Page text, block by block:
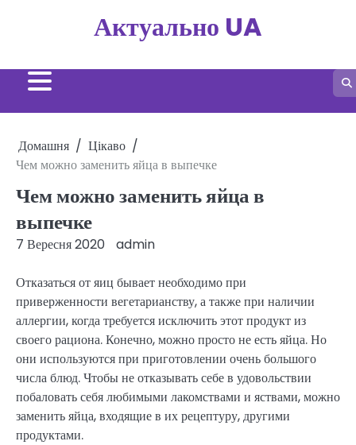
Актуально UA
Домашня
Цікаво
Чем можно заменить яйца в выпечке
Чем можно заменить яйца в
выпечке
7 Вересня 2020 admin
Отказаться от яиц бывает необходимо при
приверженности вегетарианству, а также при наличии
аллергии, когда требуется исключить этот продукт из
своего рациона. Конечно, можно просто не есть яйца. Но
они используются при приготовлении очень большого
числа блюд. Чтобы не отказывать себе в удовольствии
побаловать себя любимыми лакомствами и яствами, можно
заменить яйца, входящие в их рецептуру, другими
продуктами.